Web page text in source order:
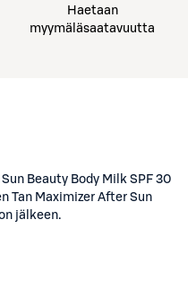
Haetaan
myymäläsaatavuutta
Beauty Body Milk SPF 30
Tan Maximizer After Sun
jälkeen.